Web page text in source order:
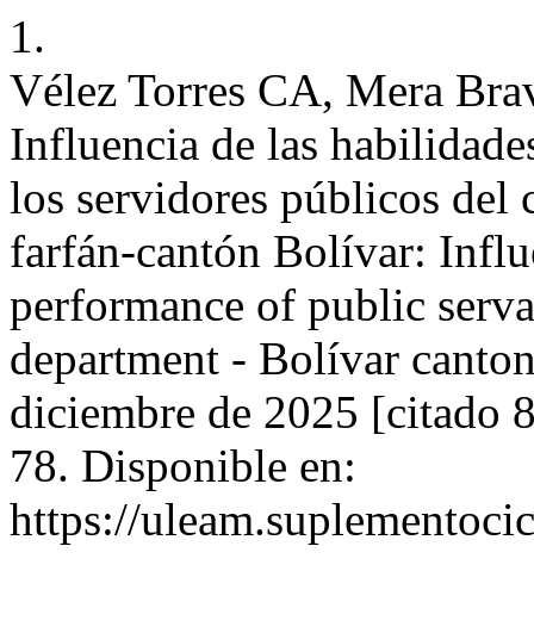
1.
Vélez Torres CA, Mera
Influencia de las
los servidores públicos del
farfán-cantón Bolívar:
performance of public
department - Bolívar
diciembre de 2025 [citado
78. Disponible en:
https://